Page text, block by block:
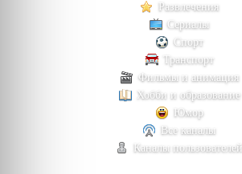
Развлечения
Сериалы
Спорт
Транспорт
Фильмы и анимация
Хобби и образование
Юмор
Все каналы
Каналы пользователей